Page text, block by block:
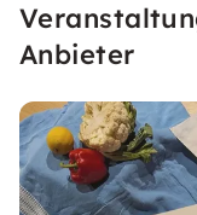
ausgelegt, ein
Fundament zu
Unterricht und
Anbieter